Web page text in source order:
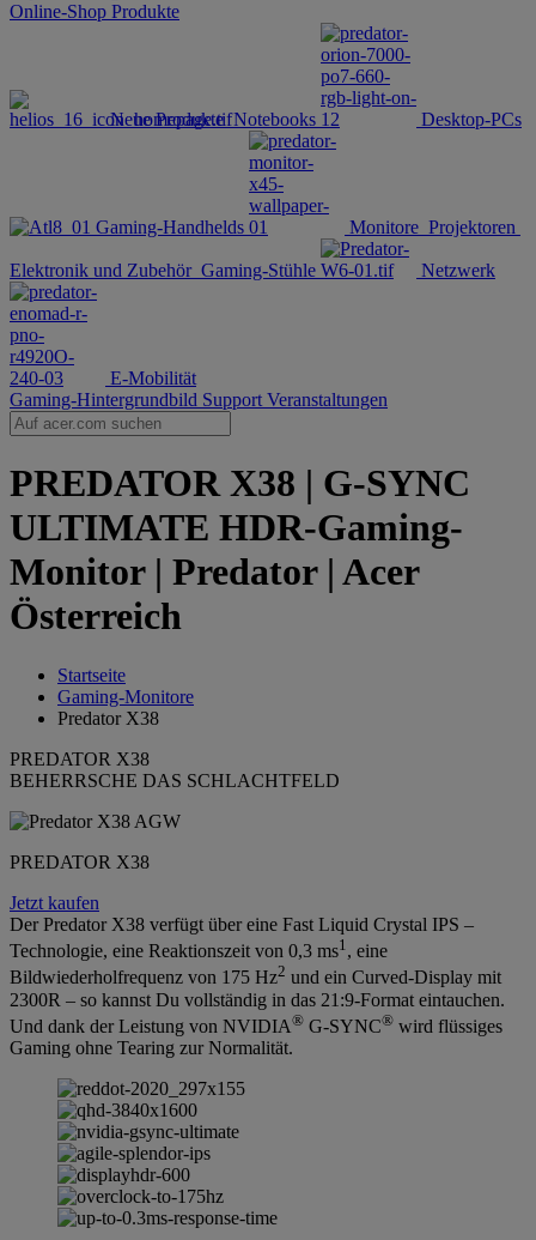
Online-Shop Produkte
Neue Produkte Notebooks Desktop-PCs
Gaming-Handhelds Monitore Projektoren
Elektronik und Zubehör Gaming-Stühle Netzwerk
E-Mobilität
Gaming-Hintergrundbild Support Veranstaltungen
PREDATOR X38 | G-SYNC
ULTIMATE HDR-Gaming-
Monitor | Predator | Acer
Österreich
Startseite
Gaming-Monitore
Predator X38
PREDATOR X38
BEHERRSCHE DAS SCHLACHTFELD
PREDATOR X38
Jetzt kaufen
Der Predator X38 verfügt über eine Fast Liquid Crystal IPS –
Technologie, eine Reaktionszeit von 0,3 ms1 , eine
Bildwiederholfrequenz von 175 Hz2 und ein Curved-Display mit
2300R – so kannst Du vollständig in das 21:9-Format eintauchen.
Und dank der Leistung von NVIDIA® G-SYNC® wird flüssiges
Gaming ohne Tearing zur Normalität.